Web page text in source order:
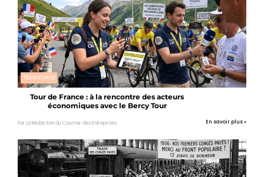
TERRITOIRES
Tour de France : à la rencontre des acteurs
économiques avec le Bercy Tour
Par La Rédaction du Courrier des Entreprises En savoir plus »